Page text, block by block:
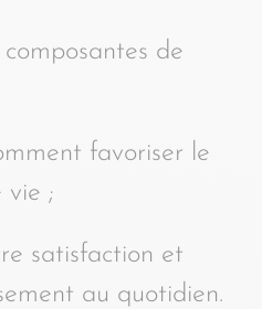
de
favoriser le
vie ;
satisfaction et
au quotidien.